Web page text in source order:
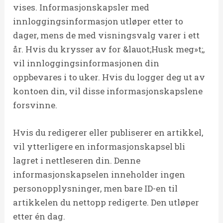
vises. Informasjonskapsler med
innloggingsinformasjon utløper etter to
dager, mens de med visningsvalg varer i ett
år. Hvis du krysser av for &lauot;Husk meg»t;,
vil innloggingsinformasjonen din
oppbevares i to uker. Hvis du logger deg ut av
kontoen din, vil disse informasjonskapslene
forsvinne.
Hvis du redigerer eller publiserer en artikkel,
vil ytterligere en informasjonskapsel bli
lagret i nettleseren din. Denne
informasjonskapselen inneholder ingen
personopplysninger, men bare ID-en til
artikkelen du nettopp redigerte. Den utløper
etter én dag.